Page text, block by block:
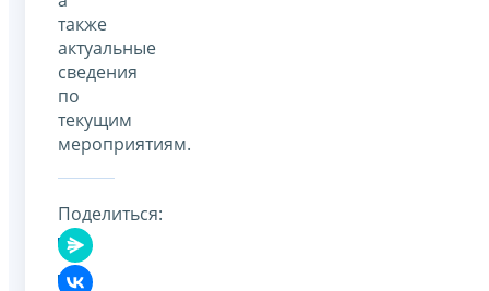
также
актуальные
сведения
по
текущим
мероприятиям.
Поделиться: